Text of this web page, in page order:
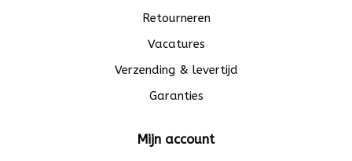
Retourneren
Vacatures
Verzending & levertijd
Garanties
Mijn account